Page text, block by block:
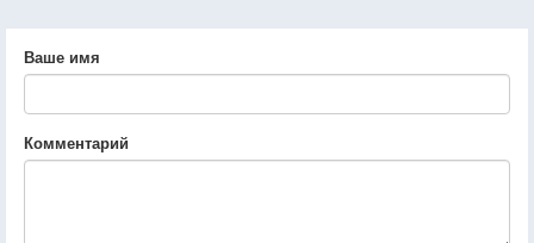
Ваше имя
Комментарий